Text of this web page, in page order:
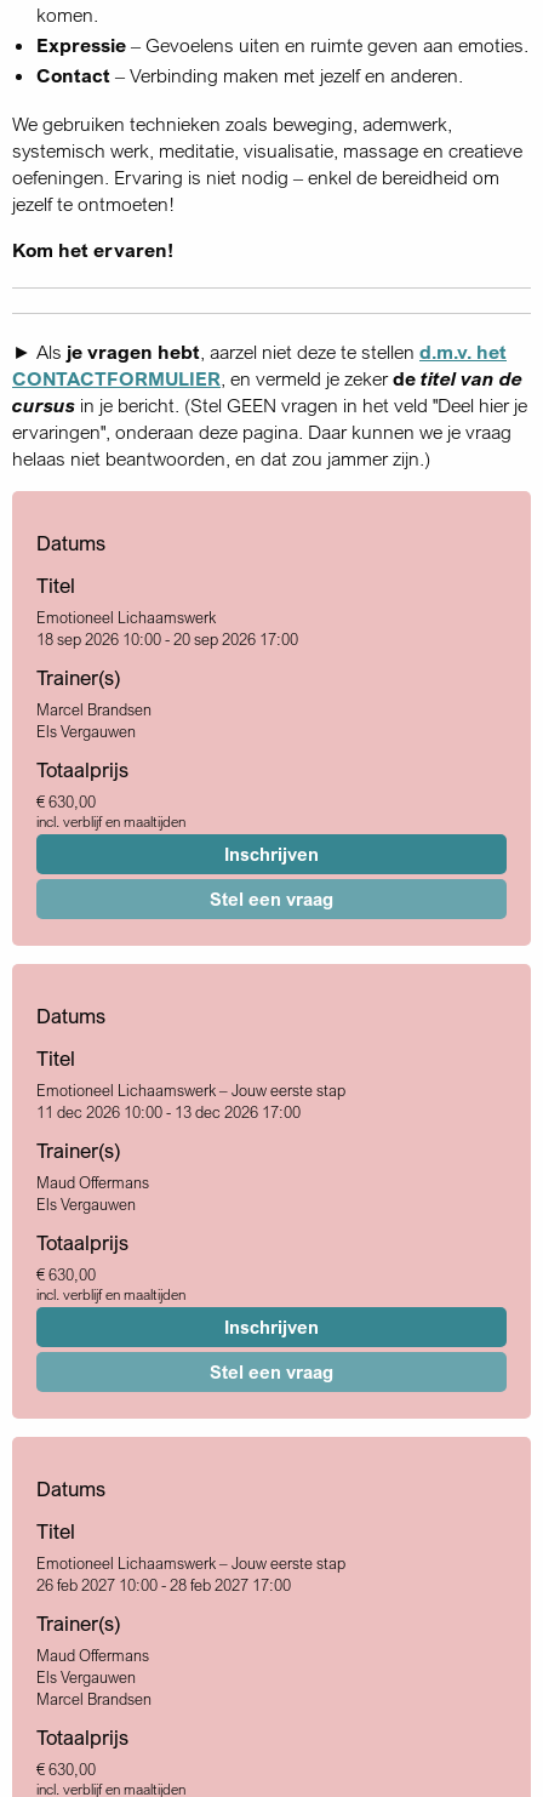
komen.
Expressie – Gevoelens uiten en ruimte geven aan emoties.
Contact – Verbinding maken met jezelf en anderen.
We gebruiken technieken zoals beweging, ademwerk,
systemisch werk, meditatie, visualisatie, massage en creatieve
oefeningen. Ervaring is niet nodig – enkel de bereidheid om
jezelf te ontmoeten!
Kom het ervaren!
► Als je vragen hebt , aarzel niet deze te stellen d.m.v. het
CONTACTFORMULIER , en vermeld je zekerde titel van de
cursus in je bericht. (Stel GEEN vragen in het veld "Deel hier je
ervaringen", onderaan deze pagina. Daar kunnen we je vraag
helaas niet beantwoorden, en dat zou jammer zijn.)
Datums
Titel
Emotioneel Lichaamswerk
18 sep 2026 10:00 - 20 sep 2026 17:00
Trainer(s)
Marcel Brandsen
Els Vergauwen
Totaalprijs
€ 630,00
incl. verblijf en maaltijden
Inschrijven
Stel een vraag
Datums
Titel
Emotioneel Lichaamswerk – Jouw eerste stap
11 dec 2026 10:00 - 13 dec 2026 17:00
Trainer(s)
Maud Offermans
Els Vergauwen
Totaalprijs
€ 630,00
incl. verblijf en maaltijden
Inschrijven
Stel een vraag
Datums
Titel
Emotioneel Lichaamswerk – Jouw eerste stap
26 feb 2027 10:00 - 28 feb 2027 17:00
Trainer(s)
Maud Offermans
Els Vergauwen
Marcel Brandsen
Totaalprijs
€ 630,00
incl. verblijf en maaltijden